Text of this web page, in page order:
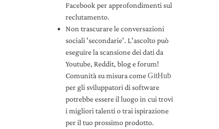
Facebook per approfondimenti sul
reclutamento.
Non trascurare le conversazioni
sociali 'secondarie'. L'ascolto può
eseguire la scansione dei dati da
Youtube, Reddit, blog e forum!
Comunità su misura comeGitHub
per gli sviluppatori di software
potrebbe essere il luogo in cui trovi
i migliori talenti o trai ispirazione
per il tuo prossimo prodotto.